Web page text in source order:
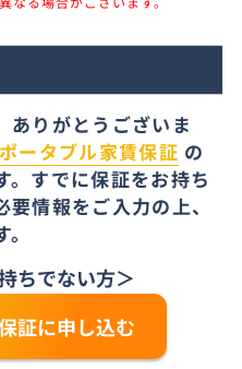
ありがとうございま
ポータブル家賃保証 の
。すでに保証をお持ち
情報をご入力の上、
ちでない方＞
証に申し込む